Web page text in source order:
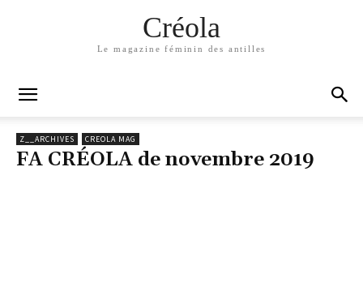
Créola
Le magazine féminin des antilles
Z__ARCHIVES CREOLA MAG
FA CRÉOLA de novembre 2019